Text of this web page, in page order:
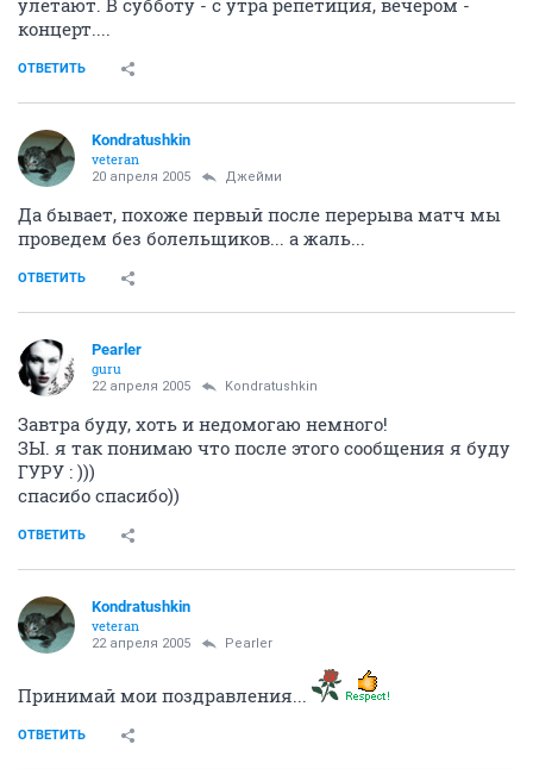
концерт....
ОТВЕТИТЬ
Kondratushkin
veteran
20 апреля 2005 Джейми
Да бывает, похоже первый после перерыва матч мы
проведем без болельщиков... а жаль...
ОТВЕТИТЬ
Pearler
guru
22 апреля 2005 Kondratushkin
Завтра буду, хоть и недомогаю немного!
ЗЫ. я так понимаю что после этого сообщения я буду
ГУРУ : )))
спасибо спасибо))
ОТВЕТИТЬ
Kondratushkin
veteran
22 апреля 2005 Pearler
Принимай мои поздравления...
ОТВЕТИТЬ